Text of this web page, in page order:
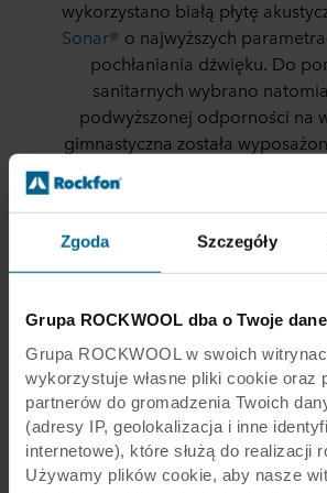
Zgoda Szczegóły
Grupa ROCKWOOL dba o Twoje dane
Grupa ROCKWOOL w swoich
wykorzystuje własne pliki cookie oraz
partnerów do gromadzenia Twoich
(adresy IP, geolokalizacja i inne
internetowe), które służą do realizacji
Używamy plików cookie, aby nasze
wykorzystano białą płytę
Sonar® o najwyższych
pochłaniania dźwięku. Do
sanitarnych wybrano
podwyższonej odporności na
gimnastyczna została
tworzą optymalne warunki
wnętrzach o dużej
kubaturze, gdzie występuje
niepełnosprawnych i
zewnątrz powstało boisko
bieżnią i skocznią do skoku w
zabaw. Przy budynku znajduje
parkingowych, zatoczka dla
parking dla rowerów. Budynek
terenie dawnego